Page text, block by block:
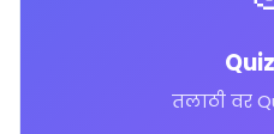
Quiz
तलाठी वर